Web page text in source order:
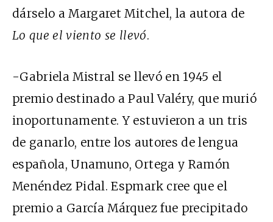
dárselo a Margaret Mitchel, la autora de
Lo que el viento se llevó.
-Gabriela Mistral se llevó en 1945 el
premio destinado a Paul Valéry, que murió
inoportunamente. Y estuvieron a un tris
de ganarlo, entre los autores de lengua
española, Unamuno, Ortega y Ramón
Menéndez Pidal. Espmark cree que el
premio a García Márquez fue precipitado